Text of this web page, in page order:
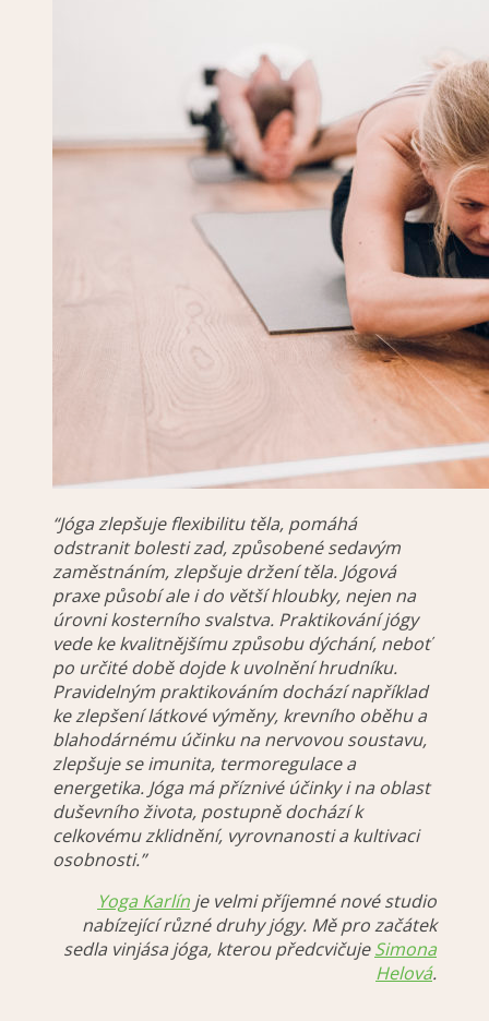
“Jóga zlepšuje flexibilitu těla, pomáhá
odstranit bolesti zad, způsobené sedavým
zaměstnáním, zlepšuje držení těla. Jógová
praxe působí ale i do větší hloubky, nejen na
úrovni kosterního svalstva. Praktikování jógy
vede ke kvalitnějšímu způsobu dýchání, neboť
po určité době dojde k uvolnění hrudníku.
Pravidelným praktikováním dochází například
ke zlepšení látkové výměny, krevního oběhu a
blahodárnému účinku na nervovou soustavu,
zlepšuje se imunita, termoregulace a
energetika. Jóga má příznivé účinky i na oblast
duševního života, postupně dochází k
celkovému zklidnění, vyrovnanosti a kultivaci
osobnosti.”
Yoga Karlín je velmi příjemné nové studio
nabízející různé druhy jógy. Mě pro začátek
sedla vinjása jóga, kterou předcvičujeSimona
Helová.